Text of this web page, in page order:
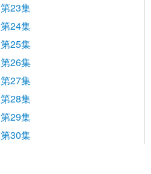
第23集
第24集
第25集
第26集
第27集
第28集
第29集
第30集